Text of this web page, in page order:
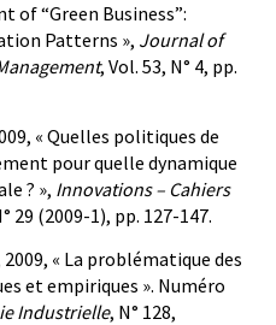
of “Green Business”:
Patterns », Journal of
, Vol. 53, N° 4, pp.
« Quelles politiques de
pour quelle dynamique
? », Innovations – Cahiers
29 (2009-1), pp. 127-147.
« La problématique des
et empiriques ». Numéro
Industrielle, N° 128,